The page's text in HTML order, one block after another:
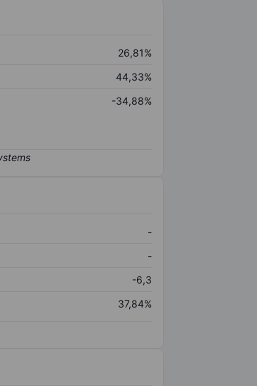
26,81%
44,33%
-34,88%
-
-
-6,3
37,84%